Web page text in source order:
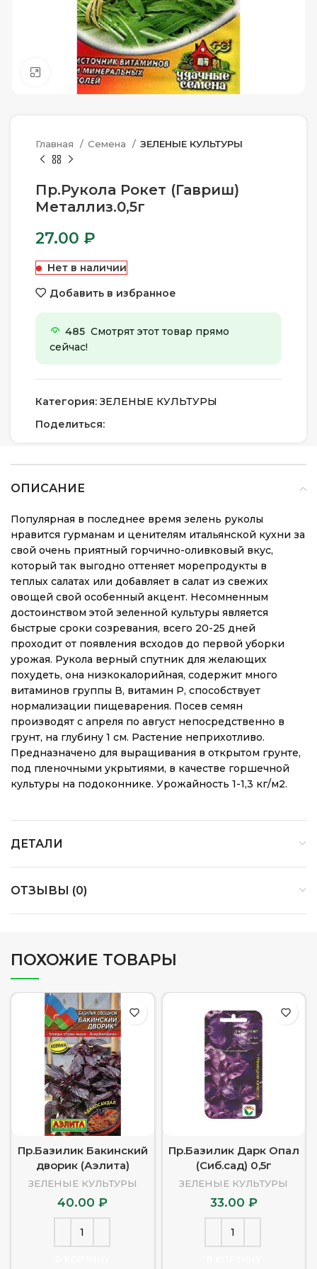
Нажмите, чтобы увеличить
Главная Семена ЗЕЛЕНЫЕ КУЛЬТУРЫ
Пр.Рукола Рокет (Гавриш)
Металлиз.0,5г
27.00 ₽
Нет в наличии
Добавить в избранное
485 Смотрят этот товар прямо
сейчас!
Категория: ЗЕЛЕНЫЕ КУЛЬТУРЫ
Поделиться:
ОПИСАНИЕ
Популярная в последнее время зелень руколы
нравится гурманам и ценителям итальянской кухни за
свой очень приятный горчично-оливковый вкус,
который так выгодно оттеняет морепродукты в
теплых салатах или добавляет в салат из свежих
овощей свой особенный акцент. Несомненным
достоинством этой зеленной культуры является
быстрые сроки созревания, всего 20-25 дней
проходит от появления всходов до первой уборки
урожая. Рукола верный спутник для желающих
похудеть, она низкокалорийная, содержит много
витаминов группы В, витамин Р, способствует
нормализации пищеварения. Посев семян
производят с апреля по август непосредственно в
грунт, на глубину 1 см. Растение неприхотливо.
Предназначено для выращивания в открытом грунте,
под пленочными укрытиями, в качестве горшечной
культуры на подоконнике. Урожайность 1-1,3 кг/м2.
ДЕТАЛИ
ОТЗЫВЫ (0)
ПОХОЖИЕ ТОВАРЫ
Пр.Базилик Бакинский
дворик (Аэлита)
ЗЕЛЕНЫЕ КУЛЬТУРЫ
40.00₽
Пр.Базилик Дарк Опал
(Сиб.сад) 0,5г
ЗЕЛЕНЫЕ КУЛЬТУРЫ
33.00 ₽